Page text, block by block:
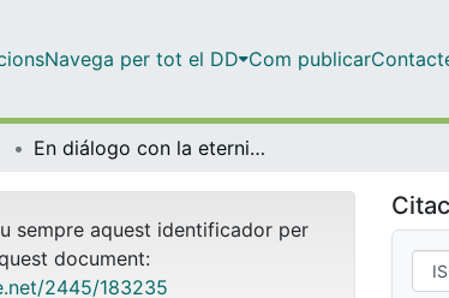
Navega per tot el DD Com publicar
En diálogo con la eternidad. Qué puede aprender la crítica videolúdica del canon literario
sempre aquest identificador per
document:
2445/183235